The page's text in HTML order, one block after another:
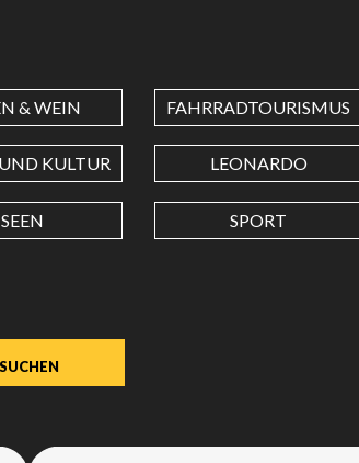
& WEIN FAHRRADTOURISMUS
KULTUR LEONARDO
SEEN SPORT